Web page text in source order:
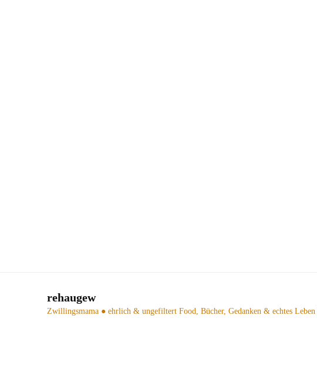
rehaugew
Zwillingsmama ● ehrlich & ungefiltert Food, Bücher, Gedanken & echtes Leben